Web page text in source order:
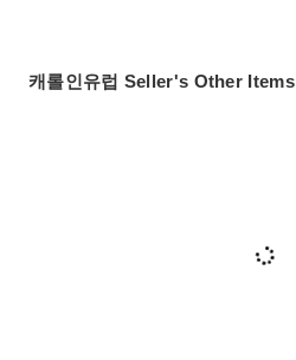
캐롤인유럽 Seller's Other Items